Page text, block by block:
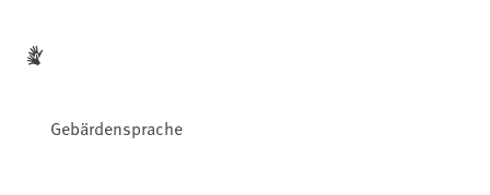
Gebärdensprache